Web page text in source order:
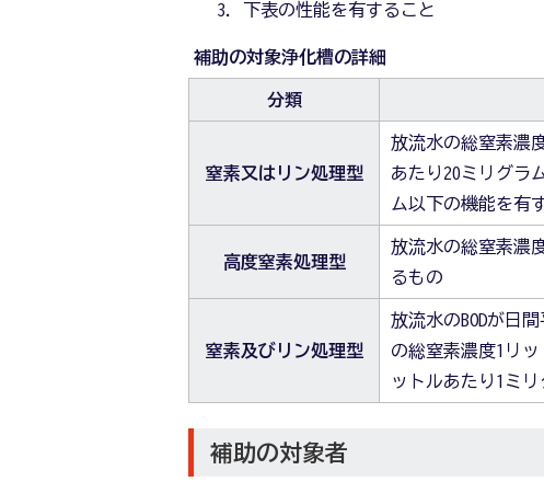
下表の性能を有すること
補助の対象浄化槽の詳細
分類
窒素又はリン処理型
放流水の総窒素濃
あたり20ミリグラ
ム以下の機能を有
高度窒素処理型
放流水の総窒素濃
るもの
窒素及びリン処理型
放流水のBODが日
の総窒素濃度1リ
ットルあたり1ミ
補助の対象者